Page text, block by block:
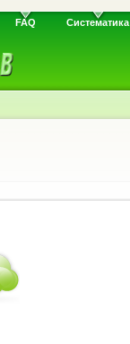
FAQ Систематика